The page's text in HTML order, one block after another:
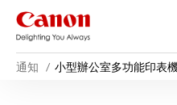
通知 小型辦公室多功能印表